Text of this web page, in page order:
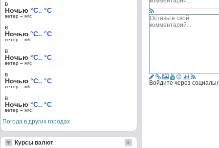
Войдите через
в
Ночью °C.. °C
ветер – м/c
в
Ночью °C.. °C
ветер – м/c
в
Ночью °C.. °C
ветер – м/c
в
Ночью °C.. °C
ветер – м/c
в
Ночью °C.. °C
ветер – м/c
Погода в других городах
Курсы валют